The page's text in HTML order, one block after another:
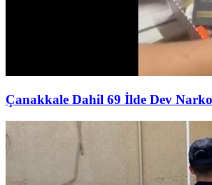
Çanakkale Dahil 69 İlde Dev